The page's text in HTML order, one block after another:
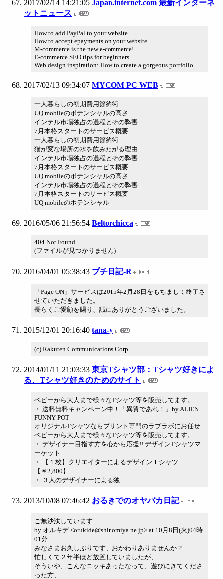
2017/02/14 14:21:05 Japan.internet.com 最新インターネ
ットニュース
How to add PayPal to your website
How to accept epayments on your website
M-commerce is the new e-commerce!
E-commerce SEO tips for beginners
Web design inspiration: How to create a gorgeous portfolio
2017/02/13 09:34:07 MYCOM PC WEB
一人暮らしの初期費用節約術
UQ mobileのポテンシャルの高さ
インテル市場独占の過程とその弊害
7月本格スタートのサービス概要
一人暮らしの初期費用節約術
猫が変な場所の水を飲みたがる理由
インテル市場独占の過程とその弊害
7月本格スタートのサービス概要
UQ mobileのポテンシャルの高さ
インテル市場独占の過程とその弊害
7月本格スタートのサービス概要
UQ mobileのポテンシャル
2016/05/06 21:56:54 Beltorchicca
404 Not Found
(ファイルが見つかりません)
2016/04/01 05:38:43 プチ日記-R
「Page ON」サービスは2015年2月28日をもちまして終了さ
せていただきました。
長らくご愛顧を賜り、誠にありがとうございました。
2015/12/01 20:16:40 tana-y
(c) Rakuten Communications Corp.
2014/01/11 21:03:33 東京Tシャツ部：Tシャツ好きによ
る、Tシャツ好きのためのサイト
ベビーから大人まで様々なTシャツ等を販売してます。
・ 送料無料キャンペーン中！「異質であれ！」by ALIEN
FUNNY POT
オリジナルTシャツならプリント専門のラブラボにお任せ
ベビーから大人まで様々なTシャツ等を販売してます。
・ デザイナー目指す方を心から応援!! デザインTシャツマ
ーケット
・ 【１枚】クリエイターによるデザインＴシャツ
【￥2,800】
・ ３人のデザイナーによる独
2013/10/08 07:46:42 おるきでのオヤバカ日記
ご無沙汰しています
by オルキデ <orukide@shinomiya.ne.jp> at 10月8日(火)04時
01分
みなさまお久しぶりです、おかわりありませんか？
忙しくて２年半ほど放置していましたが、
そういや、こんなニッキあったなって、遊びにきてくださ
った方、